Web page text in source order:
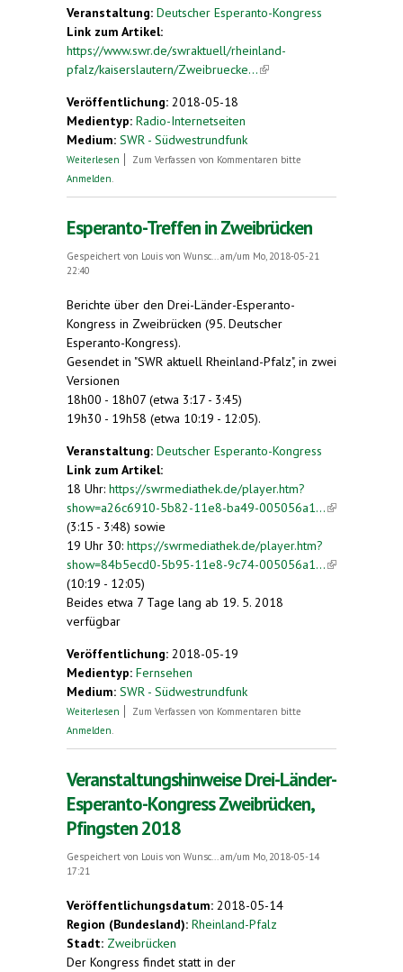
Veranstaltung: Deutscher Esperanto-Kongress
Link zum Artikel:
https://www.swr.de/swraktuell/rheinland-
pfalz/kaiserslautern/Zweibruecke...(link is
Veröffentlichung: 2018-05-18
Medientyp: Radio-Internetseiten
Medium: SWR - Südwestrundfunk
Weiterlesen über Zweibrücken. Deutscher Esperanto-Kongress
Zum Verfassen von Kommentaren bitte
Anmelden.
Esperanto-Treffen in Zweibrücken
Gespeichert von Louis von Wunsc...am/um Mo, 2018-05-21
22:40
Berichte über den Drei-Länder-Esperanto-
Kongress in Zweibrücken (95. Deutscher
Esperanto-Kongress).
Gesendet in "SWR aktuell Rheinland-Pfalz", in zwei
Versionen
18h00 - 18h07 (etwa 3:17 - 3:45)
19h30 - 19h58 (etwa 10:19 - 12:05).
Veranstaltung: Deutscher Esperanto-Kongress
Link zum Artikel:
18 Uhr: https://swrmediathek.de/player.htm?
show=a26c6910-5b82-11e8-ba49-005056a1...(link is
(3:15 - 3:48) sowie
19 Uhr 30: https://swrmediathek.de/player.htm?
show=84b5ecd0-5b95-11e8-9c74-005056a1...(link is
(10:19 - 12:05)
Beides etwa 7 Tage lang ab 19. 5. 2018
verfügbar
Veröffentlichung: 2018-05-19
Medientyp: Fernsehen
Medium: SWR - Südwestrundfunk
Weiterlesen über Esperanto-Treffen in Zweibrücken
Zum Verfassen von Kommentaren bitte
Anmelden.
Veranstaltungshinweise Drei-Länder-
Esperanto-Kongress Zweibrücken,
Pfingsten 2018
Gespeichert von Louis von Wunsc...am/um Mo, 2018-05-14
17:21
Veröffentlichungsdatum: 2018-05-14
Region (Bundesland): Rheinland-Pfalz
Stadt: Zweibrücken
Der Kongress findet statt in der